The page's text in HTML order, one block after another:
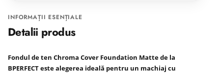
INFORMAȚII ESENȚIALE
Detalii produs
Fondul de ten Chroma Cover Foundation Mattede la
BPERFECTeste alegerea ideală pentru un machiaj cu